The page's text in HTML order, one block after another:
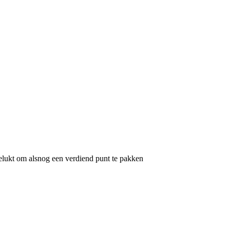
om alsnog een verdiend punt te pakken